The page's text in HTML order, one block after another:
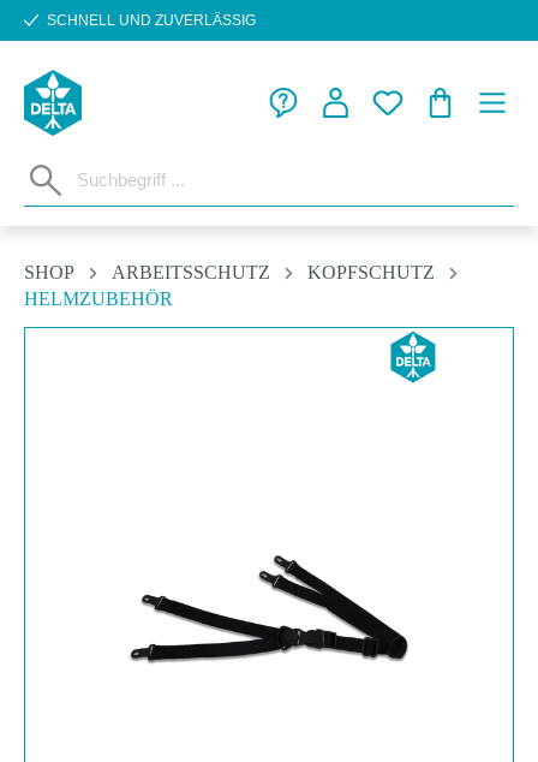
Zum Hauptinhalt springen
SCHNELL UND ZUVERLÄSSIG
SHOP ARBEITSSCHUTZ
KOPFSCHUTZ
HELMZUBEHÖR